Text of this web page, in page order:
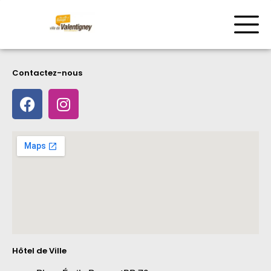
Contactez-nous
Hôtel de Ville